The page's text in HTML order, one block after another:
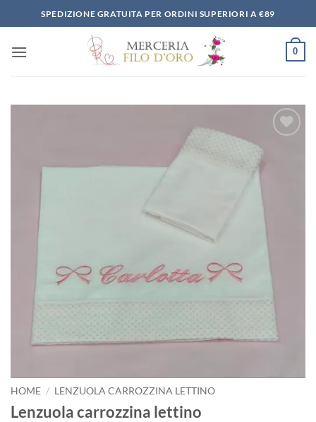
ai
SPEDIZIONE GRATUITA PER ORDINI SUPERIORI A €89
0
Aggiungi
alla lista
HOME / LENZUOLA CARROZZINA LETTINO
Lenzuola carrozzina lettino